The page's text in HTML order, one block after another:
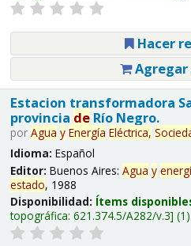
Hacer
Estacion transformadora
provincia deRío Negro.
por Agua y Energía Eléctrica,
Idioma: Español
Editor: Buenos Aires: Agua y
estado, 1988
Disponibilidad: Ítems
topográfica: 621.374.5/A282/v.3 (1).